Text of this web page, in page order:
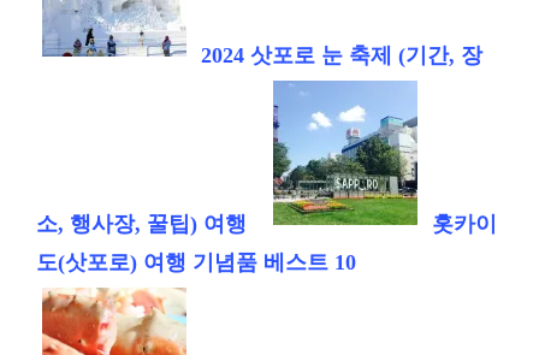
2024 삿포로 눈 축제 (기간, 장
소, 행사장, 꿀팁) 여행
홋카이
도(삿포로) 여행 기념품 베스트 10